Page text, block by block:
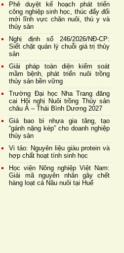
Phê duyệt kế hoạch phát triển
công nghiệp sinh học, thúc đẩy đổi
mới lĩnh vực chăn nuôi, thú y và
thủy sản
Nghị định số 246/2026/NĐ-CP:
Siết chặt quản lý chuỗi giá trị thủy
sản
Giải pháp toàn diện kiểm soát
mầm bệnh, phát triển nuôi trồng
thủy sản bền vững
Trường Đại học Nha Trang đăng
cai Hội nghị Nuôi trồng Thủy sản
châu Á – Thái Bình Dương 2027
Giá bao bì nhựa gia tăng, tạo
“gánh nặng kép” cho doanh nghiệp
thủy sản
Vi tảo: Nguyên liệu giàu protein và
hợp chất hoạt tính sinh học
Học viện Nông nghiệp Việt Nam:
Giải mã nguyên nhân gây chết
hàng loạt cá Nâu nuôi tại Huế